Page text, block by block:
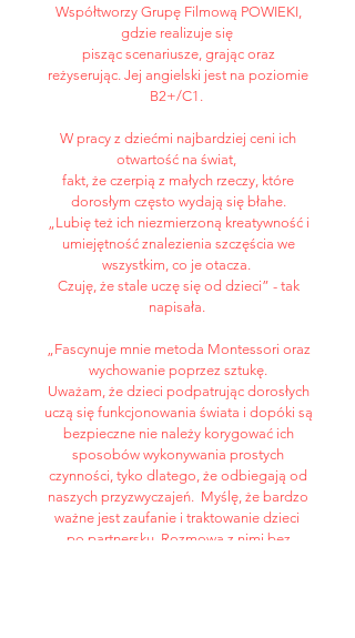
Współtworzy Grupę Filmową POWIEKI,
gdzie realizuje się
pisząc scenariusze, grając oraz
reżyserując. Jej angielski jest na poziomie
B2+/C1.
W pracy z dziećmi najbardziej ceni ich
otwartość na świat,
fakt, że czerpią z małych rzeczy, które
dorosłym często wydają się błahe.
„Lubię też ich niezmierzoną kreatywność i
umiejętność znalezienia szczęścia we
wszystkim, co je otacza.
Czuję, że stale uczę się od dzieci” - tak
napisała.
„Fascynuje mnie metoda Montessori oraz
wychowanie poprzez sztukę.
Uważam, że dzieci podpatrując dorosłych
uczą się funkcjonowania świata i dopóki są
bezpieczne nie należy korygować ich
sposobów wykonywania prostych
czynności, tyko dlatego, że odbiegają od
naszych przyzwyczajeń. Myślę, że bardzo
ważne jest zaufanie i traktowanie dzieci
po partnersku. Rozmowa z nimi bez